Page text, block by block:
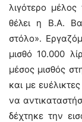
λιγότερο
θέλει η Β.Α.
στόλο».
μισθό 10.000
μέσος μισθός
και με
να
δέχτηκε την